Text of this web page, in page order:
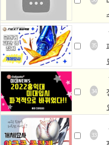
35
ㆍ
34
ㆍ
33
ㆍ